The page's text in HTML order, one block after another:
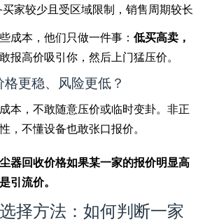
家较少且受区域限制，销售周期较长
成本，他们只做一件事： 低买高卖，
报高价吸引你，然后上门猛压价。
更稳、风险更低？
本，不敢随意压价或临时变卦。非正
，不懂设备也敢张口报价。
器回收价格如果某一家的报价明显高
引流价。
择方法：如何判断一家